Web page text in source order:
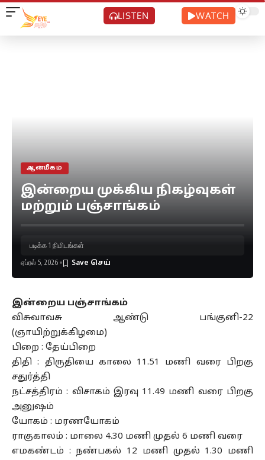
LISTEN WATCH
ஆன்மீகம்
இன்றைய முக்கிய நிகழ்வுகள்
மற்றும் பஞ்சாங்கம்
ஏப்ரல் 5, 2026
படிக்க 1 நிமிடங்கள்
இன்றைய பஞ்சாங்கம்
விசுவாவசு ஆண்டு பங்குனி-22
(ஞாயிற்றுக்கிழமை)
பிறை : தேய்பிறை
திதி : திருதியை காலை 11.51 மணி வரை பிறகு
சதுர்த்தி
நட்சத்திரம் : விசாகம் இரவு 11.49 மணி வரை பிறகு
அனுஷம்
யோகம் : மரணயோகம்
ராகுகாலம் : மாலை 4.30 மணி முதல் 6 மணி வரை
எமகண்டம் : நண்பகல் 12 மணி முதல் 1.30 மணி